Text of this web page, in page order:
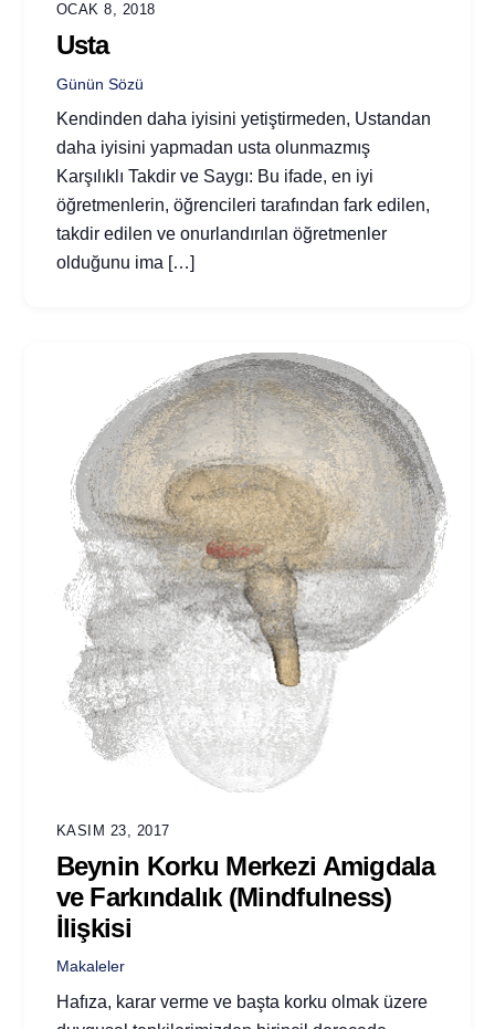
OCAK 8, 2018
Usta
Günün Sözü
Kendinden daha iyisini yetiştirmeden, Ustandan
daha iyisini yapmadan usta olunmazmış
Karşılıklı Takdir ve Saygı: Bu ifade, en iyi
öğretmenlerin, öğrencileri tarafından fark edilen,
takdir edilen ve onurlandırılan öğretmenler
olduğunu ima […]
KASIM 23, 2017
Beynin Korku Merkezi Amigdala
ve Farkındalık (Mindfulness)
İlişkisi
Makaleler
Hafıza, karar verme ve başta korku olmak üzere